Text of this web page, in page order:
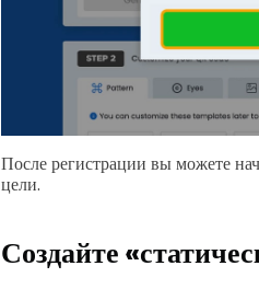
После регистрации вы можете
цели.
Создайте